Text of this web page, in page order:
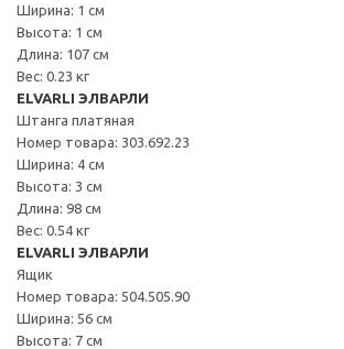
Ширина: 1 см
Высота: 1 см
Длина: 107 см
Вес: 0.23 кг
ELVARLI ЭЛВАРЛИ
Штанга платяная
Номер товара: 303.692.23
Ширина: 4 см
Высота: 3 см
Длина: 98 см
Вес: 0.54 кг
ELVARLI ЭЛВАРЛИ
Ящик
Номер товара: 504.505.90
Ширина: 56 см
Высота: 7 см